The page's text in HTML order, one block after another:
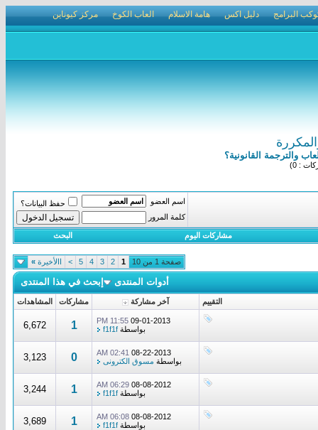
البرامج دليل اكس هامة الاسلام العاب الكوخ مركز كيوناين
والترجمة القانونية؟
: 0)
اسم العضو
حفظ البيانات؟
كلمة المرور
مشاركات اليوم البحث
صفحة 1 من 10 1
2
3
4
5
> االأخيرة »
أدوات المنتدى إبحث في هذا المنتدى
التقييم آخر مشاركة مشاركات المشاهدات
09-01-2013
11:55 PM
بواسطة f1f1f
1
6,672
08-22-2013
02:41 AM
بواسطة مسوق الكترونى 0
3,123
08-08-2012
06:29 AM
بواسطة f1f1f
1
3,244
08-08-2012
06:08 AM
بواسطة f1f1f
1
3,689